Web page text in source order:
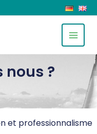
MAIN
nous ?
et professionnalisme